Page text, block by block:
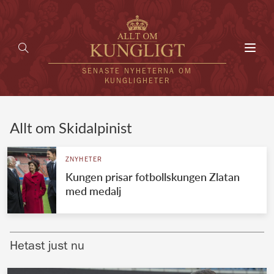
SENASTE NYHETERNA OM
KUNGLIGHETER
UTLÄNDSKT
VÄRLDENS KUNGAHUS
Brittiska kungahuset
Allt om Skidalpinist
ZNYHETER
Kungen prisar fotbollskungen Zlatan
med medalj
Hetast just nu